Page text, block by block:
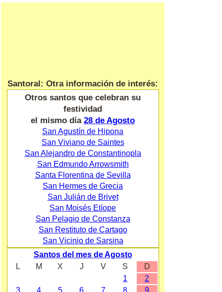
Santoral: Otra información de interés:
Otros santos que celebran su
festividad
el mismo día 28 de Agosto
San Agustín de Hipona
San Viviano de Saintes
San Alejandro de Constantinopla
San Edmundo Arrowsmith
Santa Florentina de Sevilla
San Hermes de Grecia
San Julián de Brivet
San Moisés Etíope
San Pelagio de Constanza
San Restituto de Cartago
San Vicinio de Sarsina
Santos del mes de Agosto
L
M X J V S
D
1
2
3
4 5 6 7 8
9